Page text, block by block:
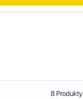
8 Produkty